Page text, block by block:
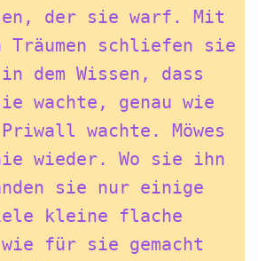
der sie warf. Mit
Träumen schliefen sie
dem Wissen, dass
wachte, genau wie
wachte. Möwes
wieder. Wo sie ihn
sie nur einige
kleine flache
für sie gemacht